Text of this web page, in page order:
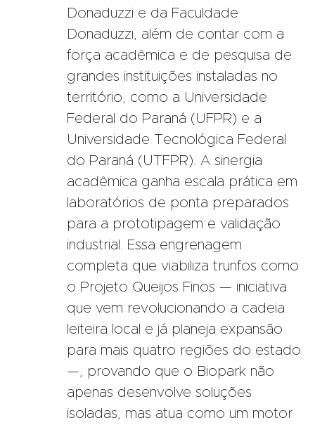
Donaduzzi e da Faculdade
Donaduzzi, além de contar com a
força acadêmica e de pesquisa de
grandes instituições instaladas no
território, como a Universidade
Federal do Paraná (UFPR) e a
Universidade Tecnológica Federal
do Paraná (UTFPR). A sinergia
acadêmica ganha escala prática em
laboratórios de ponta preparados
para a prototipagem e validação
industrial. Essa engrenagem
completa que viabiliza trunfos como
o Projeto Queijos Finos — iniciativa
que vem revolucionando a cadeia
leiteira local e já planeja expansão
para mais quatro regiões do estado
—, provando que o Biopark não
apenas desenvolve soluções
isoladas, mas atua como um motor